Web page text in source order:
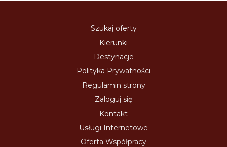
Szukaj oferty
Kierunki
Destynacje
Polityka Prywatności
Regulamin strony
Zaloguj się
Kontakt
Usługi Internetowe
Oferta Współpracy